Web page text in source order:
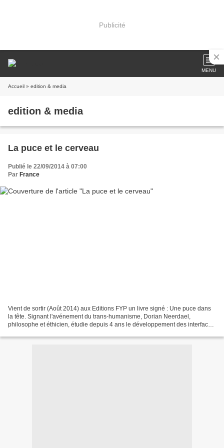
Publicité
MENU
Accueil » edition & media
edition & media
La puce et le cerveau
Publié le 22/09/2014 à 07:00
Par France
Vient de sortir (Août 2014) aux Editions FYP un livre signé : Une puce dans
la tête. Signant l'avénement du trans-humanisme, Dorian Neerdael,
philosophe et éthicien, étudie depuis 4 ans le développement des interfaces